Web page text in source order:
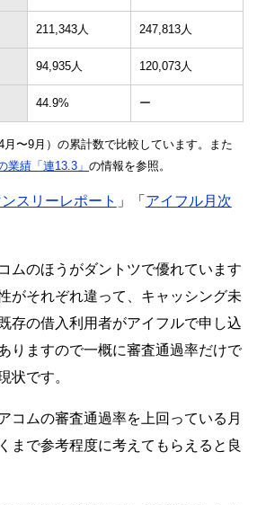
211,343人 247,813人
94,935人 120,073人
44.9% ー
〜9月）の累計数で比較しています。また
業績「連13.3」 の情報を参照。
スリーレポート 」「 アイフル月次
ムのほうがダントツで優れています
がそれぞれ違って、キャッシング未
存の借入利用者がアイフルで申し込
りますので一概に審査通過率だけで
状です。
コムの審査通過率を上回っている月
まで参考程度に考えてもらえると良